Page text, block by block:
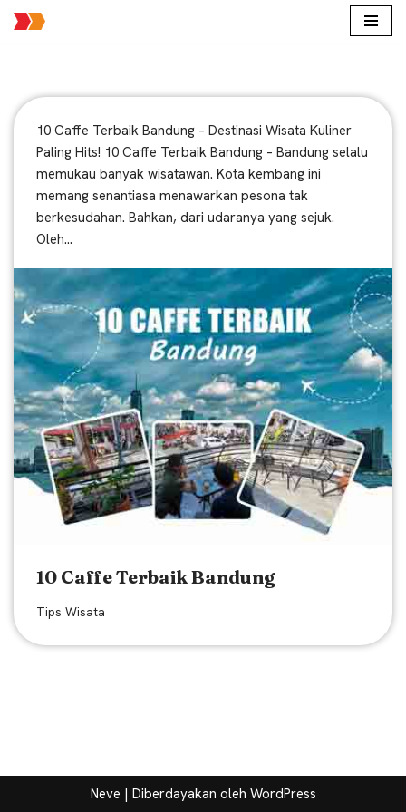
konten
10 Caffe Terbaik Bandung – Destinasi Wisata Kuliner
Paling Hits! 10 Caffe Terbaik Bandung – Bandung selalu
memukau banyak wisatawan. Kota kembang ini
memang senantiasa menawarkan pesona tak
berkesudahan. Bahkan, dari udaranya yang sejuk.
Oleh…
10 Caffe Terbaik Bandung
Tips Wisata
Neve | Diberdayakan oleh WordPress